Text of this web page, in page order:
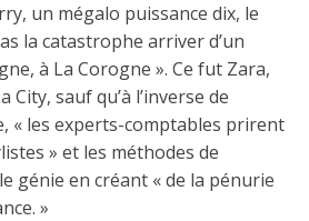
un mégalo puissance dix, le
la catastrophe arriver d’un
à La Corogne ». Ce fut Zara,
City, sauf qu’à l’inverse de
« les experts-comptables prirent
» et les méthodes de
génie en créant « de la pénurie
»